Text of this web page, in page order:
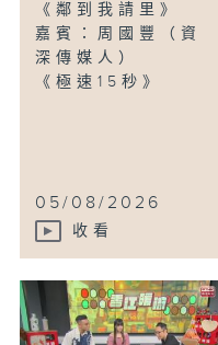
《鄰到我請里》
嘉賓：周國豐（資
深傳媒人）
《極速15秒》
05/08/2026
收看